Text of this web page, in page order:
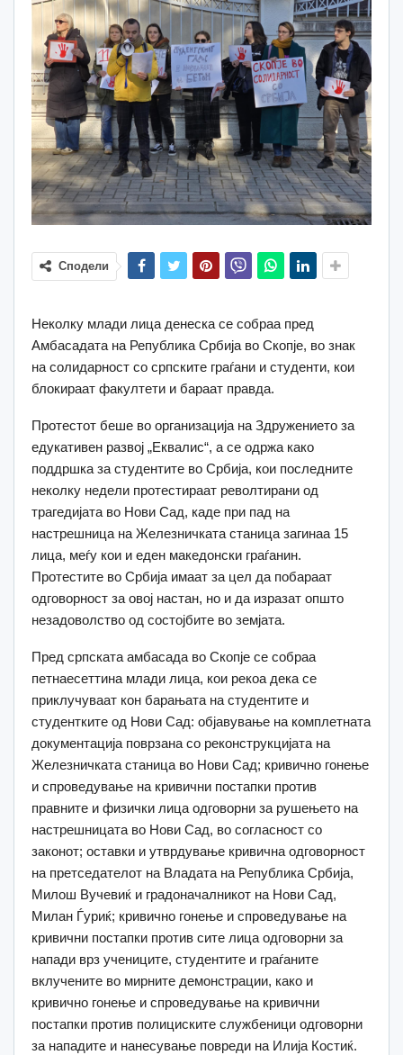
Сподели
Неколку млади лица денеска се собраа пред
Амбасадата на Република Србија во Скопје, во знак
на солидарност со српските граѓани и студенти, кои
блокираат факултети и бараат правда.
Протестот беше во организација на Здружението за
едукативен развој „Еквалис“, а се одржа како
поддршка за студентите во Србија, кои последните
неколку недели протестираат револтирани од
трагедијата во Нови Сад, каде при пад на
настрешница на Железничката станица загинаа 15
лица, меѓу кои и еден македонски граѓанин.
Протестите во Србија имаат за цел да побараат
одговорност за овој настан, но и да изразат општо
незадоволство од состојбите во земјата.
Пред српската амбасада во Скопје се собраа
петнаесеттина млади лица, кои рекоа дека се
приклучуваат кон барањата на студентите и
студентките од Нови Сад: објавување на комплетната
документација поврзана со реконструкцијата на
Железничката станица во Нови Сад; кривично гонење
и спроведување на кривични постапки против
правните и физички лица одговорни за рушењето на
настрешницата во Нови Сад, во согласност со
законот; оставки и утврдување кривична одговорност
на претседателот на Владата на Република Србија,
Милош Вучевиќ и градоначалникот на Нови Сад,
Милан Ѓуриќ; кривично гонење и спроведување на
кривични постапки против сите лица одговорни за
напади врз учениците, студентите и граѓаните
вклучените во мирните демонстрации, како и
кривично гонење и спроведување на кривични
постапки против полициските службеници одговорни
за нападите и нанесување повреди на Илија Костиќ.